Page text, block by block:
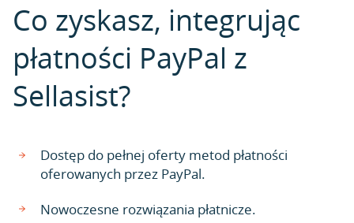
Co zyskasz, integrując
płatności PayPal z
Sellasist?
Dostęp do pełnej oferty metod płatności
oferowanych przez PayPal.
Nowoczesne rozwiązania płatnicze.